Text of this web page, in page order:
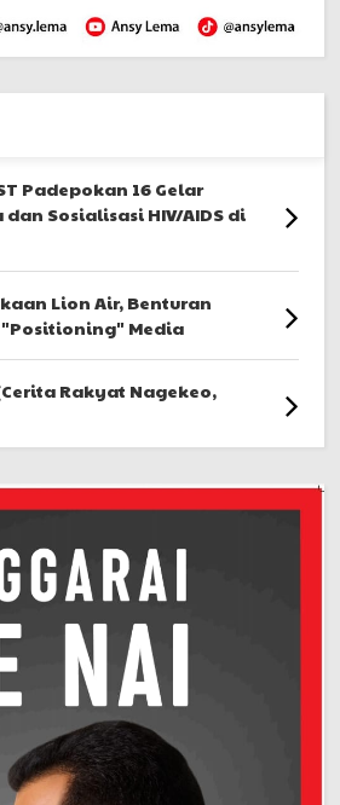
Padepokan 16 Gelar
Sosialisasi HIV/AIDS di
Lion Air, Benturan
Media
Rakyat Nagekeo,